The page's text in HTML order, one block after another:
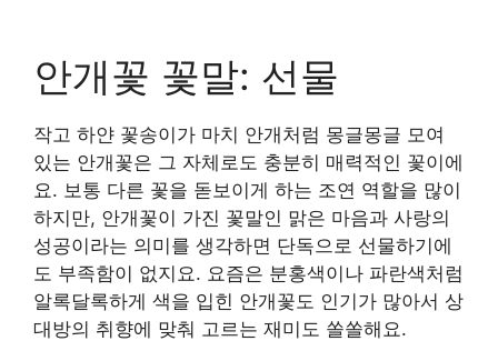
안개꽃 꽃말: 선물
작고 하얀 꽃송이가 마치 안개처럼 몽글몽글 모여
있는 안개꽃은 그 자체로도 충분히 매력적인 꽃이에
요. 보통 다른 꽃을 돋보이게 하는 조연 역할을 많이
하지만, 안개꽃이 가진 꽃말인 맑은 마음과 사랑의
성공이라는 의미를 생각하면 단독으로 선물하기에
도 부족함이 없지요. 요즘은 분홍색이나 파란색처럼
알록달록하게 색을 입힌 안개꽃도 인기가 많아서 상
대방의 취향에 맞춰 고르는 재미도 쏠쏠해요.